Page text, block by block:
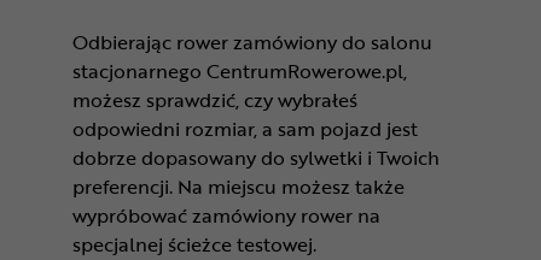
Odbierając rower zamówiony do salonu
stacjonarnego CentrumRowerowe.pl,
możesz sprawdzić, czy wybrałeś
odpowiedni rozmiar, a sam pojazd jest
dobrze dopasowany do sylwetki i Twoich
preferencji. Na miejscu możesz także
wypróbować zamówiony rower na
specjalnej ścieżce testowej.